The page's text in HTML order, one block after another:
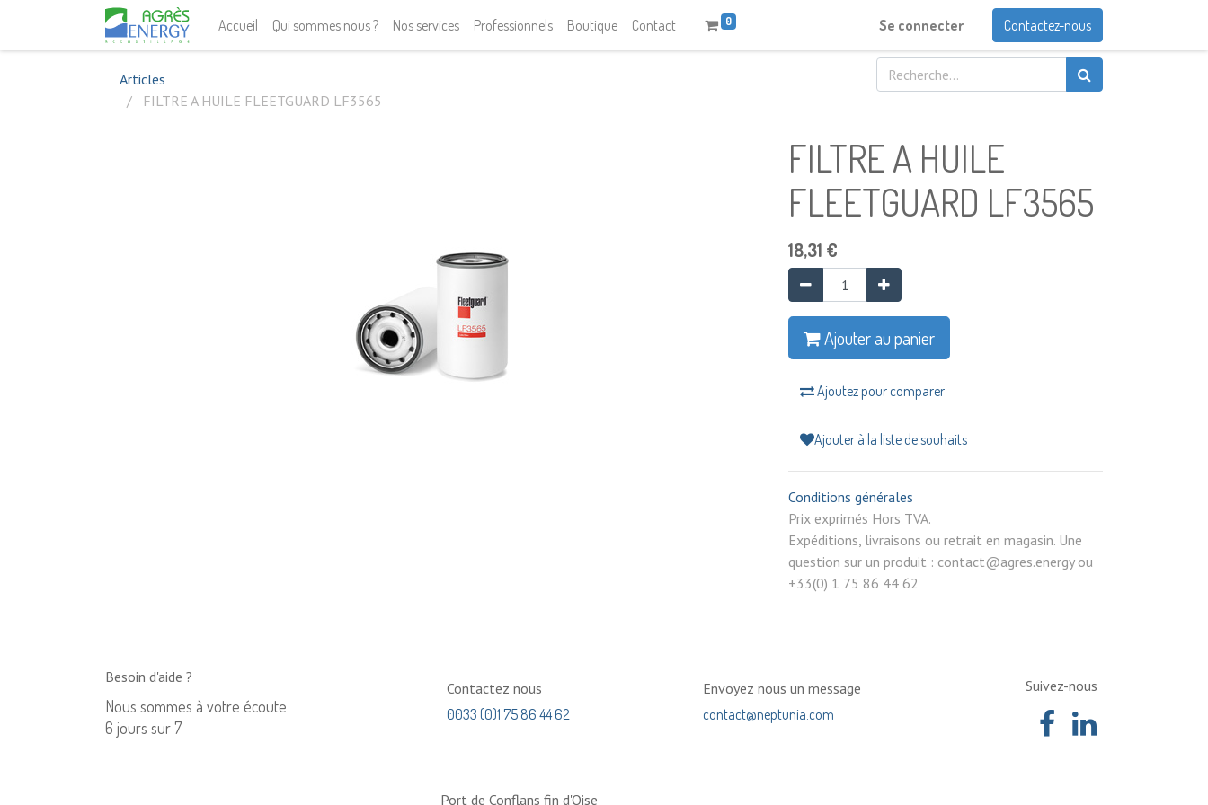
Accueil Qui sommes nous ? Nos services Professionnels Boutique Contact 0 Se connecter Contactez-nous
Articles
FILTRE A HUILE FLEETGUARD LF3565
FILTRE A HUILE
FLEETGUARD LF3565
18,31 €
Ajouter au panier
Ajoutez pour comparer
Ajouter à la liste de souhaits
Conditions générales
Prix exprimés Hors TVA.
Expéditions, livraisons ou retrait en magasin. Une
question sur un produit : contact@agres.energy ou
+33(0) 1 75 86 44 62
Besoin d'aide ?
Nous sommes à votre écoute
6 jours sur 7
Contactez nous
0033 (0)1 75 86 44 62
Envoyez nous un message
contact@neptunia.com
Suivez-nous
Port de Conflans fin d'Oise